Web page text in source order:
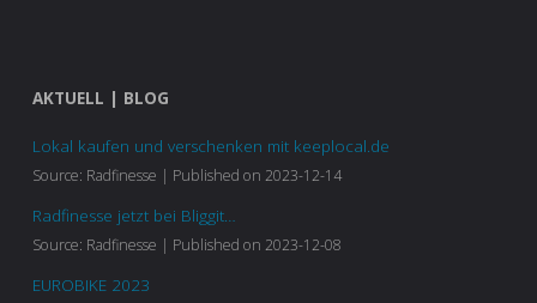
AKTUELL | BLOG
Lokal kaufen und verschenken mit keeplocal.de
Source: Radfinesse Published on 2023-12-14
Radfinesse jetzt bei Bliggit…
Source: Radfinesse Published on 2023-12-08
EUROBIKE 2023